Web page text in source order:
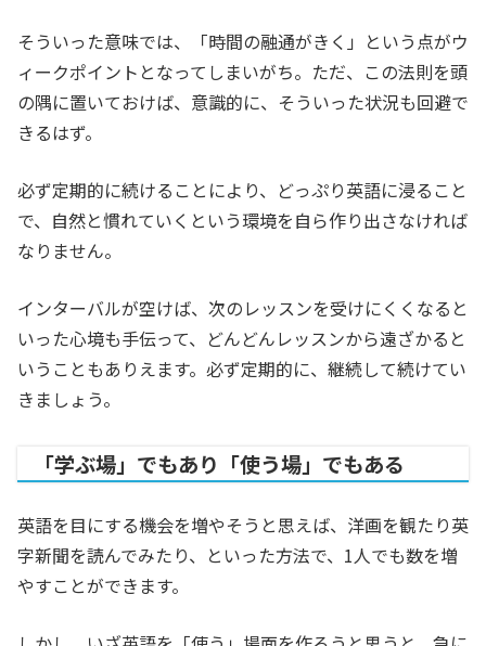
そういった意味では、「時間の融通がきく」という点がウ
ィークポイントとなってしまいがち。ただ、この法則を頭
の隅に置いておけば、意識的に、そういった状況も回避で
きるはず。
必ず定期的に続けることにより、どっぷり英語に浸ること
で、自然と慣れていくという環境を自ら作り出さなければ
なりません。
インターバルが空けば、次のレッスンを受けにくくなると
いった心境も手伝って、どんどんレッスンから遠ざかると
いうこともありえます。必ず定期的に、継続して続けてい
きましょう。
「学ぶ場」でもあり「使う場」でもある
英語を目にする機会を増やそうと思えば、洋画を観たり英
字新聞を読んでみたり、といった方法で、1人でも数を増
やすことができます。